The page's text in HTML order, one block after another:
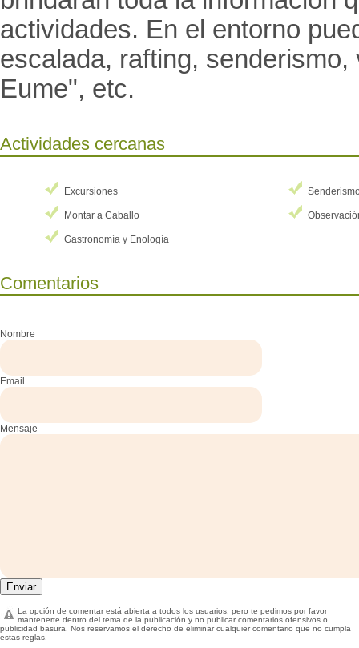
actividades. En el entorno
escalada, rafting,
Eume", etc.
Actividades cercanas
Excursiones
Montar a Caballo
Gastronomía y Enología
Comentarios
Nombre
Email
Mensaje
La opción de comentar está abierta a todos los usuarios, pero te pedimos por favor
mantenerte dentro del tema de la publicación y no publicar comentarios ofensivos o
publicidad basura. Nos reservamos el derecho de eliminar cualquier comentario que no cumpla
estas reglas.